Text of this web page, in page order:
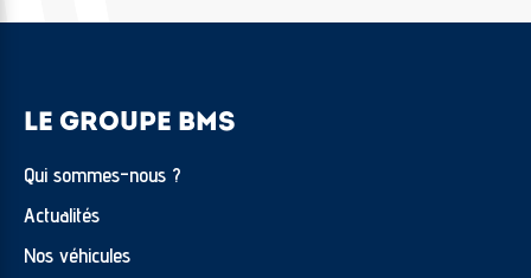
LE GROUPE BMS
Qui sommes-nous ?
Actualités
Nos véhicules